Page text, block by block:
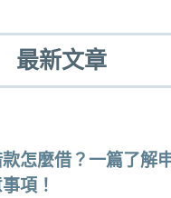
最新文章
怎麼借？一篇了解
項！